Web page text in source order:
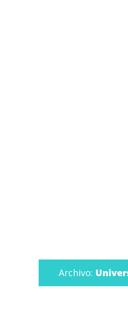
Archivo: